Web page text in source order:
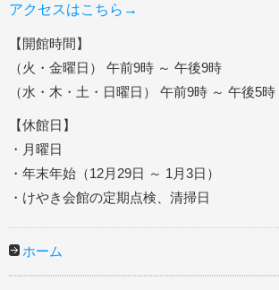
アクセスはこちら→
【開館時間】
（火・金曜日） 午前9時 ～ 午後9時
（水・木・土・日曜日） 午前9時 ～ 午後5時
【休館日】
・月曜日
・年末年始（12月29日 ～ 1月3日）
・けやき会館の定期点検、清掃日
ホーム